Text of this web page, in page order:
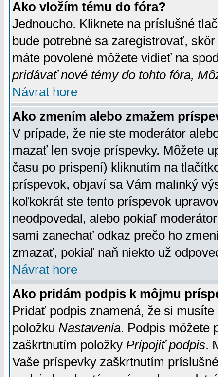
Ako vložím tému do fóra?
Jednoucho. Kliknete na príslušné
bude potrebné sa zaregistrovať,
máte povolené môžete vidieť na
pridávať nové témy do tohto fóra,
Návrat hore
Ako zmením alebo zmažem
V prípade, že nie ste moderátor
mazať len svoje príspevky. Môžete
času po prispení) kliknutím na
príspevok, objaví sa Vám malinký
koľkokrát ste tento príspevok
neodpovedal, alebo pokiaľ
sami zanechať odkaz prečo ho
zmazať, pokiaľ naň niekto už
Návrat hore
Ako pridám podpis k môjmu
Pridať podpis znamená, že si
položku Nastavenia. Podpis môžete
zaškrtnutím položky Pripojiť podpis.
Vaše príspevky zaškrtnutím